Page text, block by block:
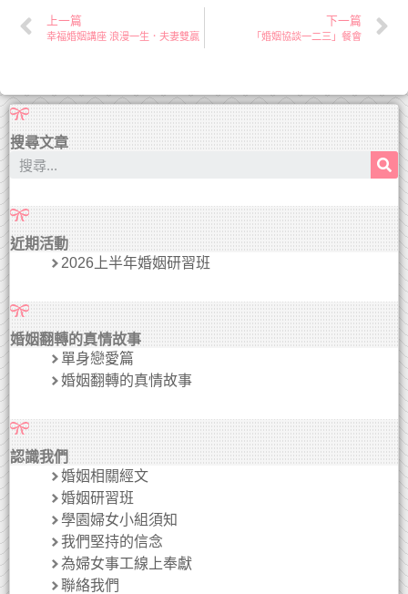
上一篇
幸福婚姻講座 浪漫一生．夫妻雙贏
下一篇
「婚姻協談一二三」餐會
搜尋文章
近期活動
2026上半年婚姻研習班
婚姻翻轉的真情故事
單身戀愛篇
婚姻翻轉的真情故事
認識我們
婚姻相關經文
婚姻研習班
學園婦女小組須知
我們堅持的信念
為婦女事工線上奉獻
聯絡我們